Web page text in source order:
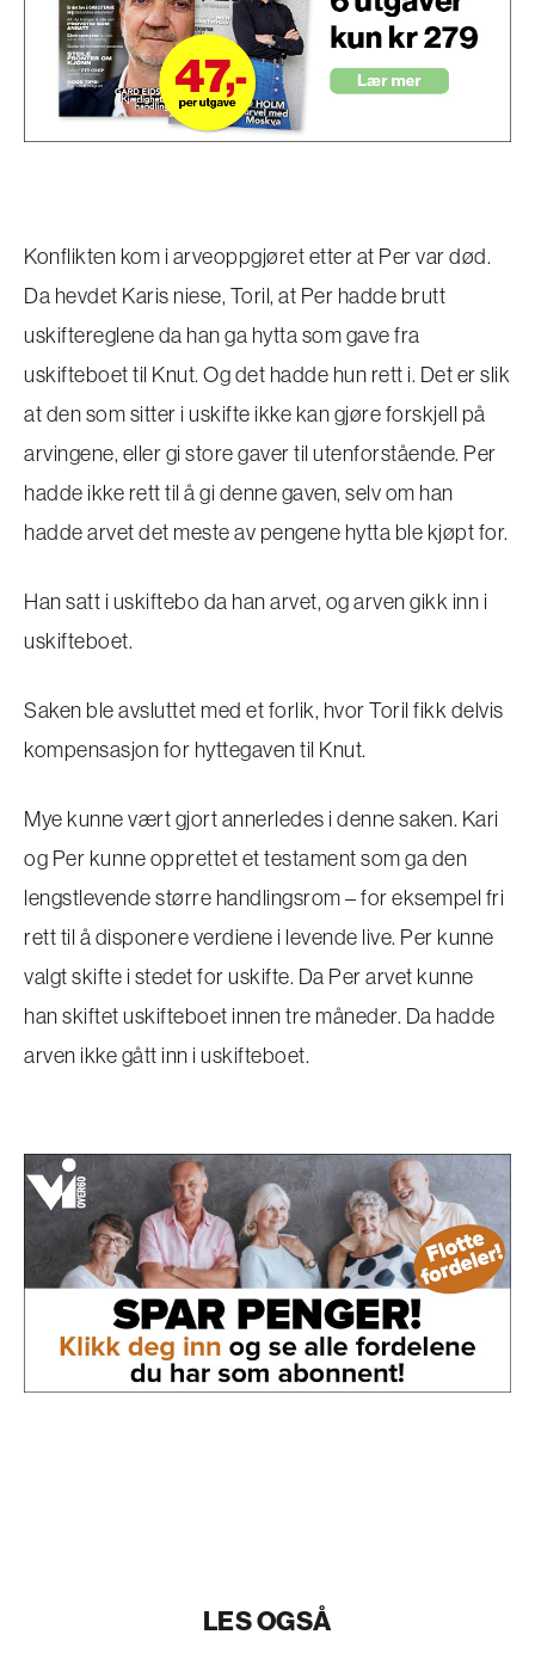
Konflikten kom i arveoppgjøret etter at Per var død.
Da hevdet Karis niese, Toril, at Per hadde brutt
uskiftereglene da han ga hytta som gave fra
uskifteboet til Knut. Og det hadde hun rett i. Det er slik
at den som sitter i uskifte ikke kan gjøre forskjell på
arvingene, eller gi store gaver til utenforstående. Per
hadde ikke rett til å gi denne gaven, selv om han
hadde arvet det meste av pengene hytta ble kjøpt for.
Han satt i uskiftebo da han arvet, og arven gikk inn i
uskifteboet.
Saken ble avsluttet med et forlik, hvor Toril fikk delvis
kompensasjon for hyttegaven til Knut.
Mye kunne vært gjort annerledes i denne saken. Kari
og Per kunne opprettet et testament som ga den
lengstlevende større handlingsrom – for eksempel fri
rett til å disponere verdiene i levende live. Per kunne
valgt skifte i stedet for uskifte. Da Per arvet kunne
han skiftet uskifteboet innen tre måneder. Da hadde
arven ikke gått inn i uskifteboet.
LES OGSÅ